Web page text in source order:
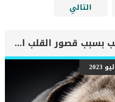
التالي
اهم علامات وفاة الكلب بسبب قصور القلب الاحتقانى